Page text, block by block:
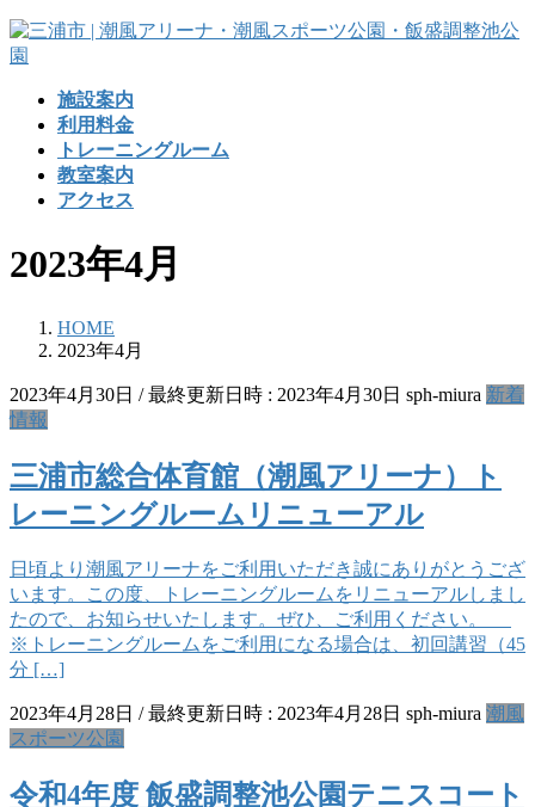
コ
ン
プ
ナ
ビ
動
施設案内
利用料金
トレーニングルーム
教室案内
アクセス
2023年4月
HOME
2023年4月
2023年4月30日 / 最終更新日時 : 2023年4月30日 sph-miura 新着
情報
三浦市総合体育館（潮風アリーナ）ト
レーニングルームリニューアル
日頃より潮風アリーナをご利用いただき誠にありがとうござ
います。この度、トレーニングルームをリニューアルしまし
たので、お知らせいたします。ぜひ、ご利用ください。
※トレーニングルームをご利用になる場合は、初回講習（45
分 […]
2023年4月28日 / 最終更新日時 : 2023年4月28日 sph-miura 潮風
スポーツ公園
令和4年度 飯盛調整池公園テニスコート